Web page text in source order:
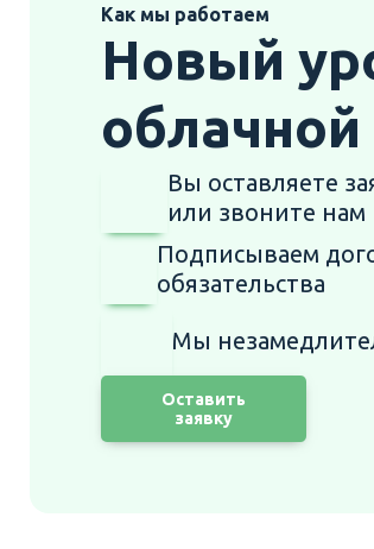
Как мы работаем
Новый
облачной
Вы оставляете
или звоните нам
Подписываем
обязательства
Мы
Оставить
заявку